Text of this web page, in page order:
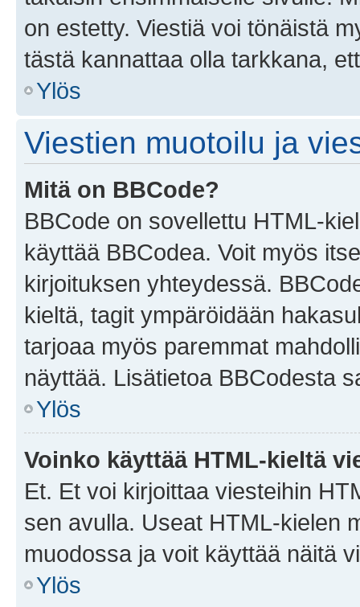
on estetty. Viestiä voi tönäistä
tästä kannattaa olla tarkkana,
Ylös
Viestien muotoilu ja
Mitä on BBCode?
BBCode on sovellettu HTML-
käyttää BBCodea. Voit myös
kirjoituksen yhteydessä.
kieltä, tagit ympäröidään
tarjoaa myös paremmat
näyttää. Lisätietoa BBCodesta
Ylös
Voinko käyttää HTML-kieltä
Et. Et voi kirjoittaa viesteihin
sen avulla. Useat HTML-kielen
muodossa ja voit käyttää näitä
Ylös